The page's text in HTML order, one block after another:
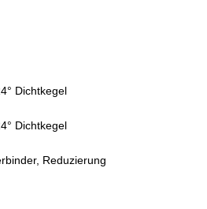
Dichtkegel
Dichtkegel
Reduzierung